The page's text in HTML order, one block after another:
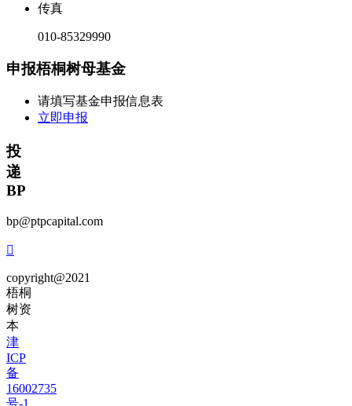
传真
010-85329990
申报梧桐树母基金
请填写基金申报信息表
立即申报
投
递
BP
bp@ptpcapital.com

copyright@2021
梧桐
树资
本
津
ICP
备
16002735
号-1